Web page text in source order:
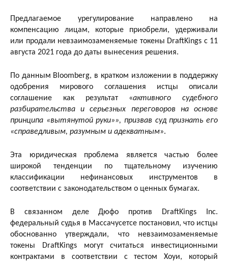
Предлагаемое урегулирование направлено на
компенсацию лицам, которые приобрели, удерживали
или продали невзаимозаменяемые токены DraftKings с 11
августа 2021 года до даты вынесения решения.
По данным Bloomberg, в кратком изложении в поддержку
одобрения мирового соглашения истцы описали
соглашение как результат «активного судебного
разбирательства и серьезных переговоров на основе
принципа «вытянутой руки»», призвав суд признать его
«справедливым, разумным и адекватным».
Эта юридическая проблема является частью более
широкой тенденции по тщательному изучению
классификации нефинансовых инструментов в
соответствии с законодательством о ценных бумагах.
В связанном деле Дюфо против DraftKings Inc.
федеральный судья в Массачусетсе постановил, что истцы
обоснованно утверждали, что невзаимозаменяемые
токены DraftKings могут считаться инвестиционными
контрактами в соответствии с тестом Хоуи, который